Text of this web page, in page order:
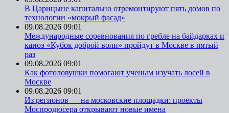
В Царицыне капитально отремонтируют пять домов по
технологии «мокрый фасад»
09.08.2026 09:01
Международные соревнования по гребле на байдарках и
каноэ «Кубок доброй воли» пройдут в Москве в пятый
раз
09.08.2026 09:01
Как фотоловушки помогают ученым изучать лосей в
Москве
09.08.2026 09:01
Из регионов — на московские площадки: проекты
Моспродюсера открывают новые имена